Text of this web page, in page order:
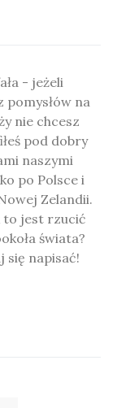
- jeżeli
na
nie chcesz
pod dobry
naszymi
po Polsce i
Zelandii.
to jest rzucić
świata?
się napisać!